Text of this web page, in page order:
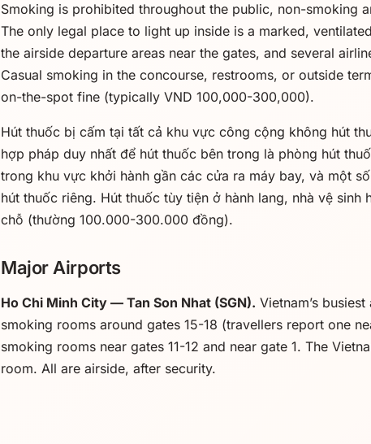
Smoking is prohibited throughout the public, non-smoking
The only legal place to light up inside is a marked,
the airside departure areas near the gates, and several
Casual smoking in the concourse, restrooms, or outside
on-the-spot fine (typically VND 100,000-300,000).
Hút thuốc bị cấm tại tất cả khu vực công cộng không hút
hợp pháp duy nhất để hút thuốc bên trong là phòng hút
trong khu vực khởi hành gần các cửa ra máy bay, và một
hút thuốc riêng. Hút thuốc tùy tiện ở hành lang, nhà vệ
chỗ (thường 100.000-300.000 đồng).
Major Airports
Ho Chi Minh City — Tan Son Nhat (SGN). Vietnam’s
smoking rooms around gates 15-18 (travellers report one
smoking rooms near gates 11-12 and near gate 1. The
room. All are airside, after security.